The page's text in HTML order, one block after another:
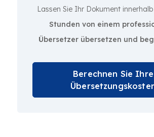
Lassen Sie Ihr Dokument
Stunden von einem
Übersetzer übersetzen und
Berechnen Sie Ihre